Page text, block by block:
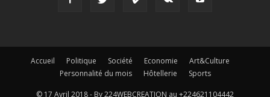
Accueil Politique Société Economie
Art&Culture
Personnalité du mois
Hôtellerie Sports
© 17 Avril 2018 - By 224WEBCREATION au +224621104442